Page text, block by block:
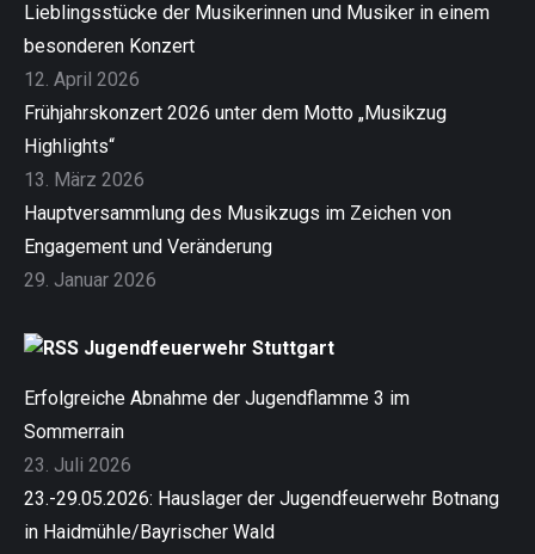
Lieblingsstücke der Musikerinnen und Musiker in einem
besonderen Konzert
12. April 2026
Frühjahrskonzert 2026 unter dem Motto „Musikzug
Highlights“
13. März 2026
Hauptversammlung des Musikzugs im Zeichen von
Engagement und Veränderung
29. Januar 2026
Jugendfeuerwehr Stuttgart
Erfolgreiche Abnahme der Jugendflamme 3 im
Sommerrain
23. Juli 2026
23.-29.05.2026: Hauslager der Jugendfeuerwehr Botnang
in Haidmühle/Bayrischer Wald